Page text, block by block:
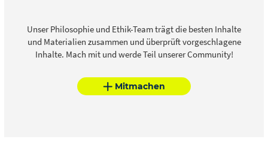
Unser Philosophie und Ethik-Team trägt die besten Inhalte
und Materialien zusammen und überprüft vorgeschlagene
Inhalte. Mach mit und werde Teil unserer Community!
Mitmachen